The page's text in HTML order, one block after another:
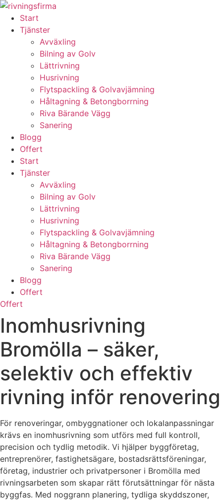
Skip
content
Start
Tjänster
Avväxling
Bilning av Golv
Lättrivning
Husrivning
Flytspackling & Golvavjämning
Håltagning & Betongborrning
Riva Bärande Vägg
Sanering
Blogg
Offert
Start
Tjänster
Avväxling
Bilning av Golv
Lättrivning
Husrivning
Flytspackling & Golvavjämning
Håltagning & Betongborrning
Riva Bärande Vägg
Sanering
Blogg
Offert
Offert
Inomhusrivning
Bromölla – säker,
selektiv och effektiv
rivning inför renovering
För renoveringar, ombyggnationer och lokalanpassningar
krävs en inomhusrivning som utförs med full kontroll,
precision och tydlig metodik. Vi hjälper byggföretag,
entreprenörer, fastighetsägare, bostadsrättsföreningar,
företag, industrier och privatpersoner i Bromölla med
rivningsarbeten som skapar rätt förutsättningar för nästa
byggfas. Med noggrann planering, tydliga skyddszoner,